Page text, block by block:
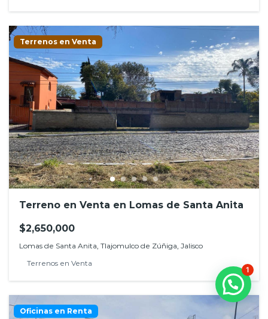
Terrenos en Venta
Terreno en Venta en Lomas de Santa Anita
$2,650,000
Lomas de Santa Anita, Tlajomulco de Zúñiga, Jalisco
Terrenos en Venta
Oficinas en Renta
1